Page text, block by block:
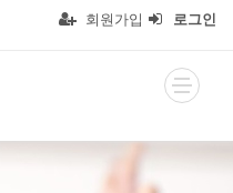
회원가입 로그인